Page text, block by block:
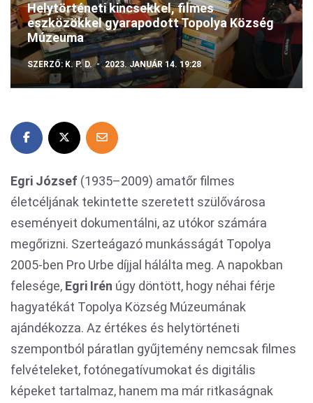
Helytörténeti kincsekkel, filmes
eszközökkel gyarapodott Topolya Község
Múzeuma
SZERZŐ: K. P. D. 2023. JANUÁR 14. 19:28
Egri József (1935–2009) amatőr filmes
életcéljának tekintette szeretett szülővárosa
eseményeit dokumentálni, az utókor számára
megőrizni. Szerteágazó munkásságát Topolya
2005-ben Pro Urbe díjjal hálálta meg. A napokban
felesége, Egri Irén úgy döntött, hogy néhai férje
hagyatékát Topolya Község Múzeumának
ajándékozza. Az értékes és helytörténeti
szempontból páratlan gyűjtemény nemcsak filmes
felvételeket, fotónegatívumokat és digitális
képeket tartalmaz, hanem ma már ritkaságnak